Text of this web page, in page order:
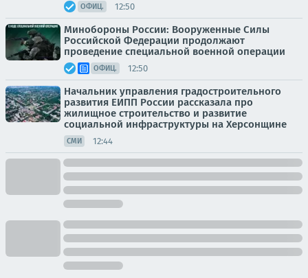
ОФИЦ. 12:50
Минобороны России: Вооруженные Силы
Российской Федерации продолжают
проведение специальной военной операции
ОФИЦ. 12:50
Начальник управления градостроительного
развития ЕИПП России рассказала про
жилищное строительство и развитие
социальной инфраструктуры на Херсонщине
СМИ 12:44